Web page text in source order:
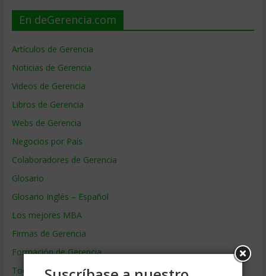
En deGerencia.com
Artículos de Gerencia
Noticias de Gerencia
Videos de Gerencia
Libros de Gerencia
Webs de Gerencia
Negocios por País
Colaboradores de Gerencia
Glosario
Glosario Inglés – Español
Los mejores MBA
Firmas de Gerencia
Formación de Gerencia
Todos los Temas